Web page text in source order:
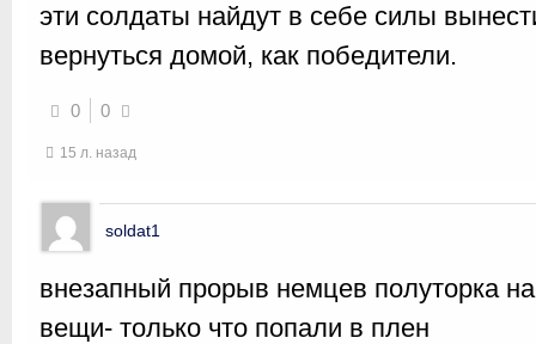
эти солдаты найдут в себе силы
вернуться домой, как победители.
0 0
15 л. назад
soldat1
внезапный прорыв немцев полуторка на
вещи- только что попали в плен